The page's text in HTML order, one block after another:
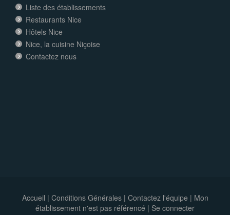
Liste des établissements
Restaurants Nice
Hôtels Nice
Nice, la cuisine Niçoise
Contactez nous
Accueil | Conditions Générales| Contactez l'équipe | Mon
établissement n'est pas référencé | Se connecter